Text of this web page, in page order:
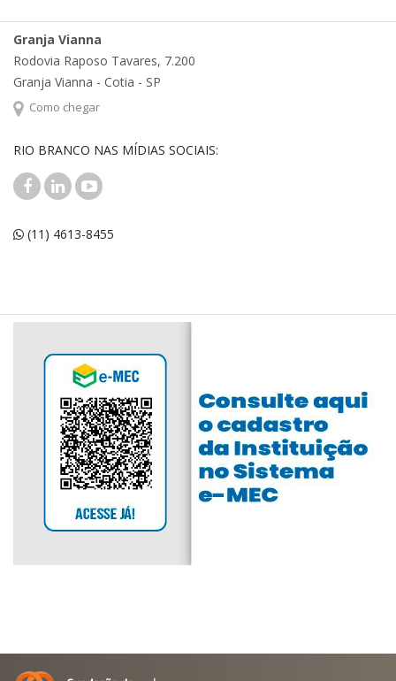
Granja Vianna
Rodovia Raposo Tavares, 7.200
Granja Vianna - Cotia - SP
Como chegar
RIO BRANCO NAS MÍDIAS SOCIAIS:
(11) 4613-8455